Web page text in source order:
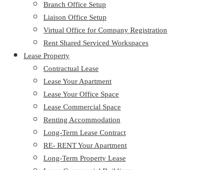
Branch Office Setup
Liaison Office Setup
Virtual Office for Company Registration
Rent Shared Serviced Workspaces
Lease Property
Contractual Lease
Lease Your Apartment
Lease Your Office Space
Lease Commercial Space
Renting Accommodation
Long-Term Lease Contract
RE- RENT Your Apartment
Long-Term Property Lease